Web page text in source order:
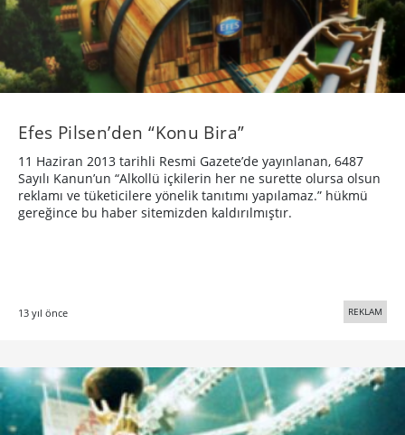
Efes Pilsen’den “Konu Bira”
11 Haziran 2013 tarihli Resmi Gazete’de yayınlanan, 6487
Sayılı Kanun’un “Alkollü içkilerin her ne surette olursa olsun
reklamı ve tüketicilere yönelik tanıtımı yapılamaz.” hükmü
gereğince bu haber sitemizden kaldırılmıştır.
13 yıl önce REKLAM